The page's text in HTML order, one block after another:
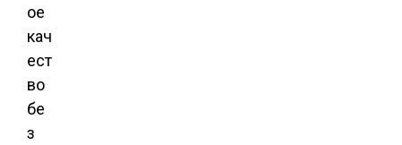
ое
кач
ест
во
бе
з